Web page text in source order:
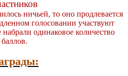
ничьей, то оно продлевается
голосовании участвуют
одинаковое количество
баллов.